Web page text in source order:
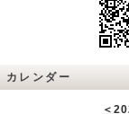
カレンダー
＜